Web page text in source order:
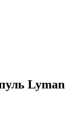
Lyman